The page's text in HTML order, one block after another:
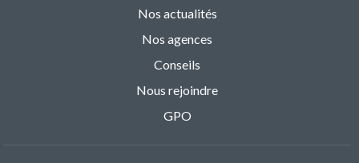
Nos actualités
Nos agences
Conseils
Nous rejoindre
GPO